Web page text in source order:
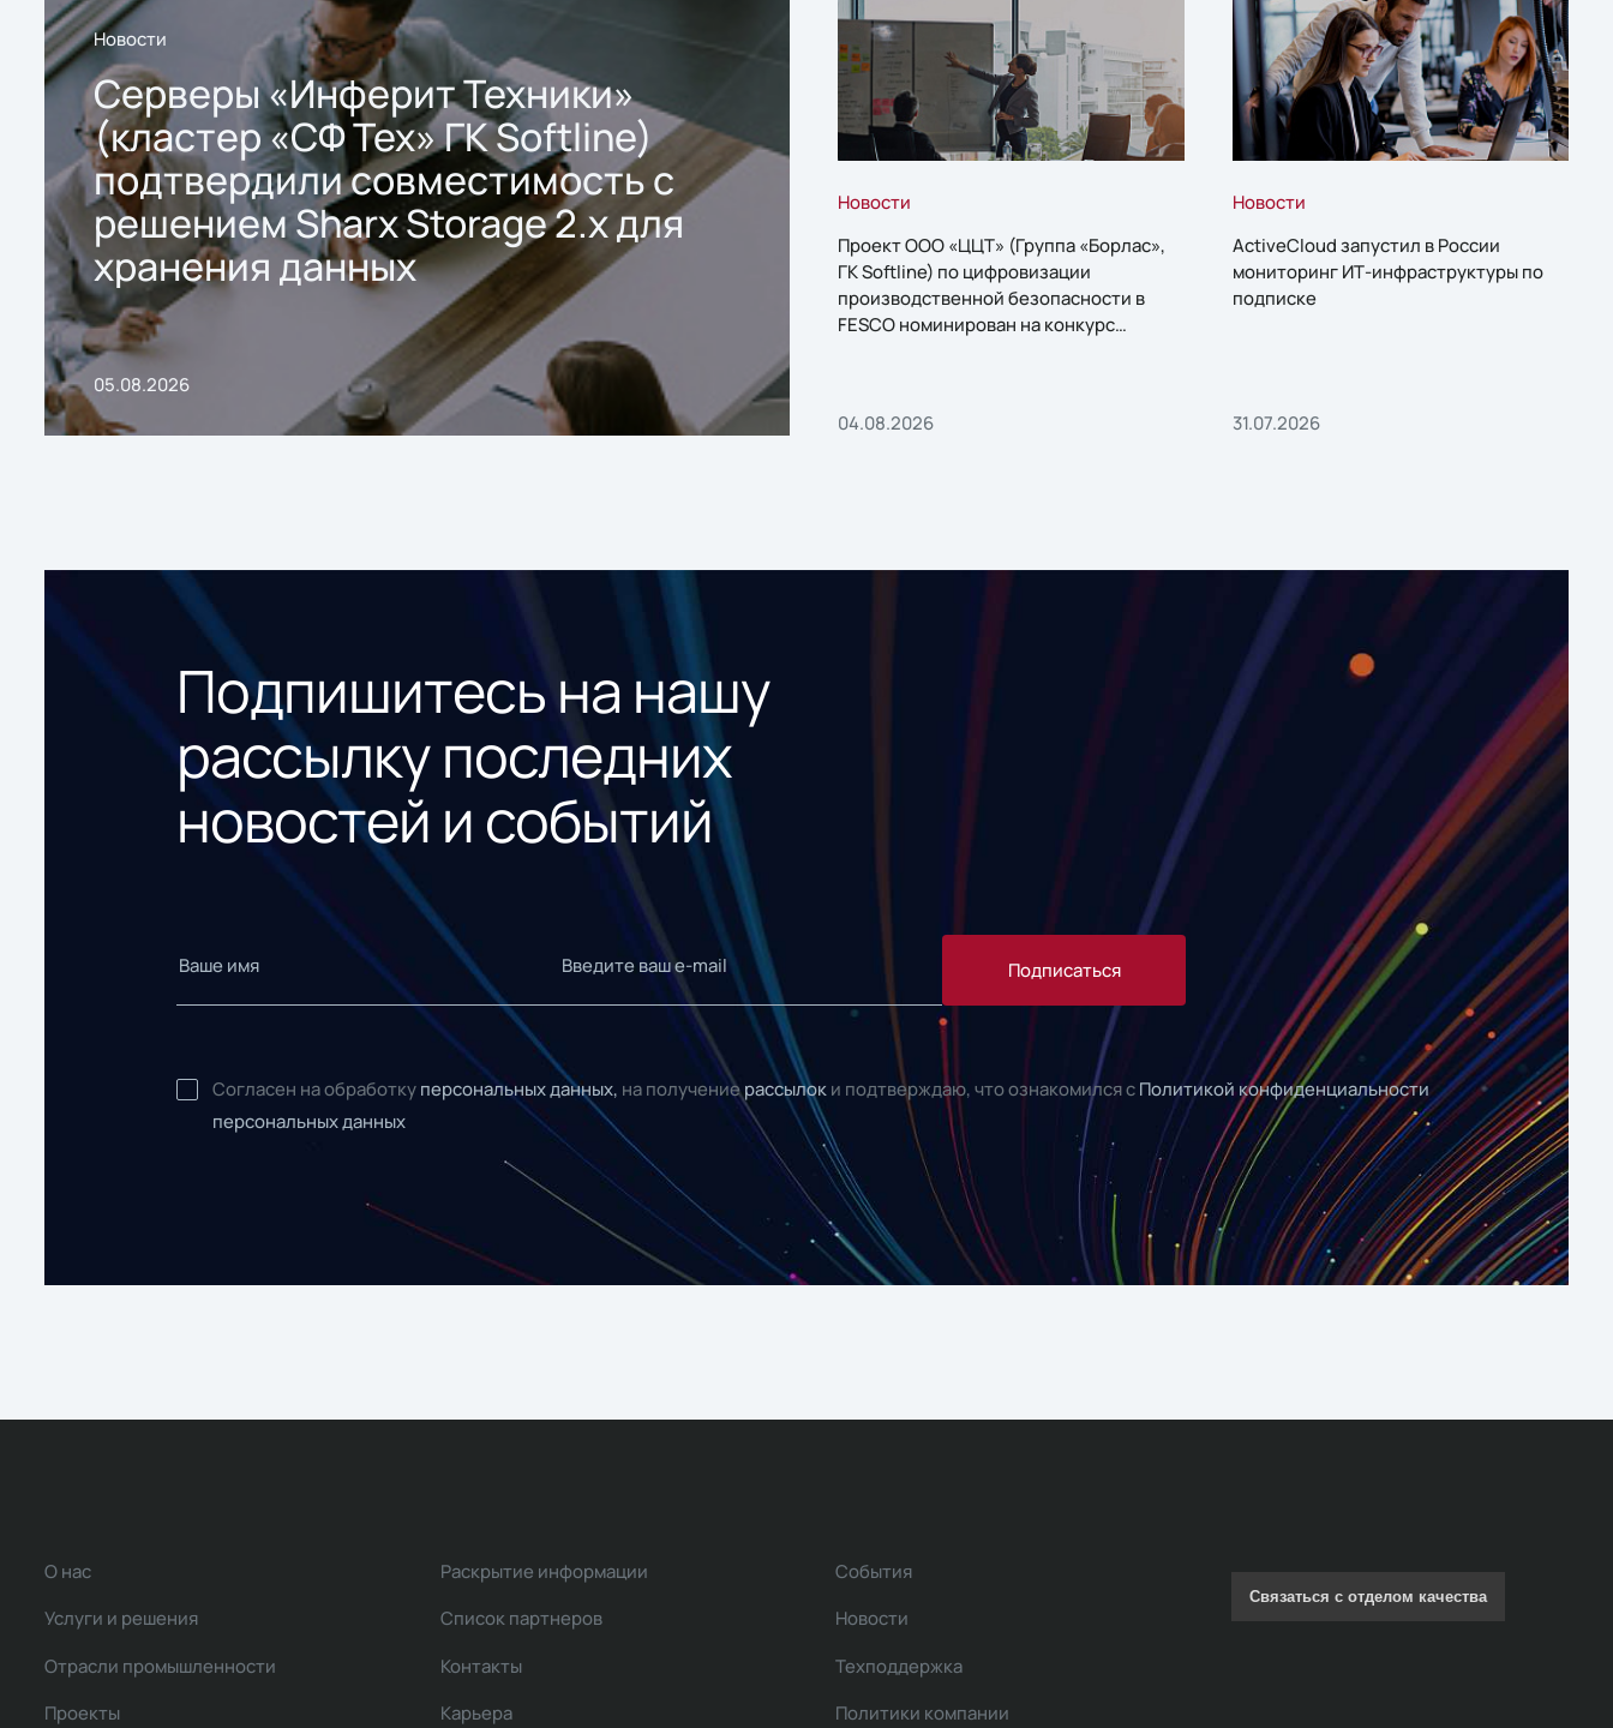
Новости
Серверы «Инферит Техники»
(кластер «СФ Тех» ГК Softline)
подтвердили совместимость с
решением Sharx Storage 2.x для
хранения данных
05.08.2026
Новости
Проект ООО «ЦЦТ» (Группа «Борлас»,
ГК Softline) по цифровизации
производственной безопасности в
FESCO номинирован на конкурс
04.08.2026
Новости
ActiveCloud запустил в России
мониторинг ИТ-инфраструктуры по
подписке
31.07.2026
Подпишитесь на нашу
рассылку последних
новостей и событий
Подписаться
Согласен на обработку персональных данных, на получениерассылок и подтверждаю, что ознакомился с Политикой конфиденциальности
персональных данных
О нас
Услуги и решения
Отрасли промышленности
Проекты
Раскрытие информации
Список партнеров
Контакты
Карьера
События
Новости
Техподдержка
Политики компании
Связаться с отделом качества